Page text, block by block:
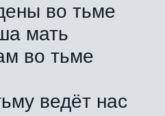
во тьме
мать
во тьме
ведёт нас